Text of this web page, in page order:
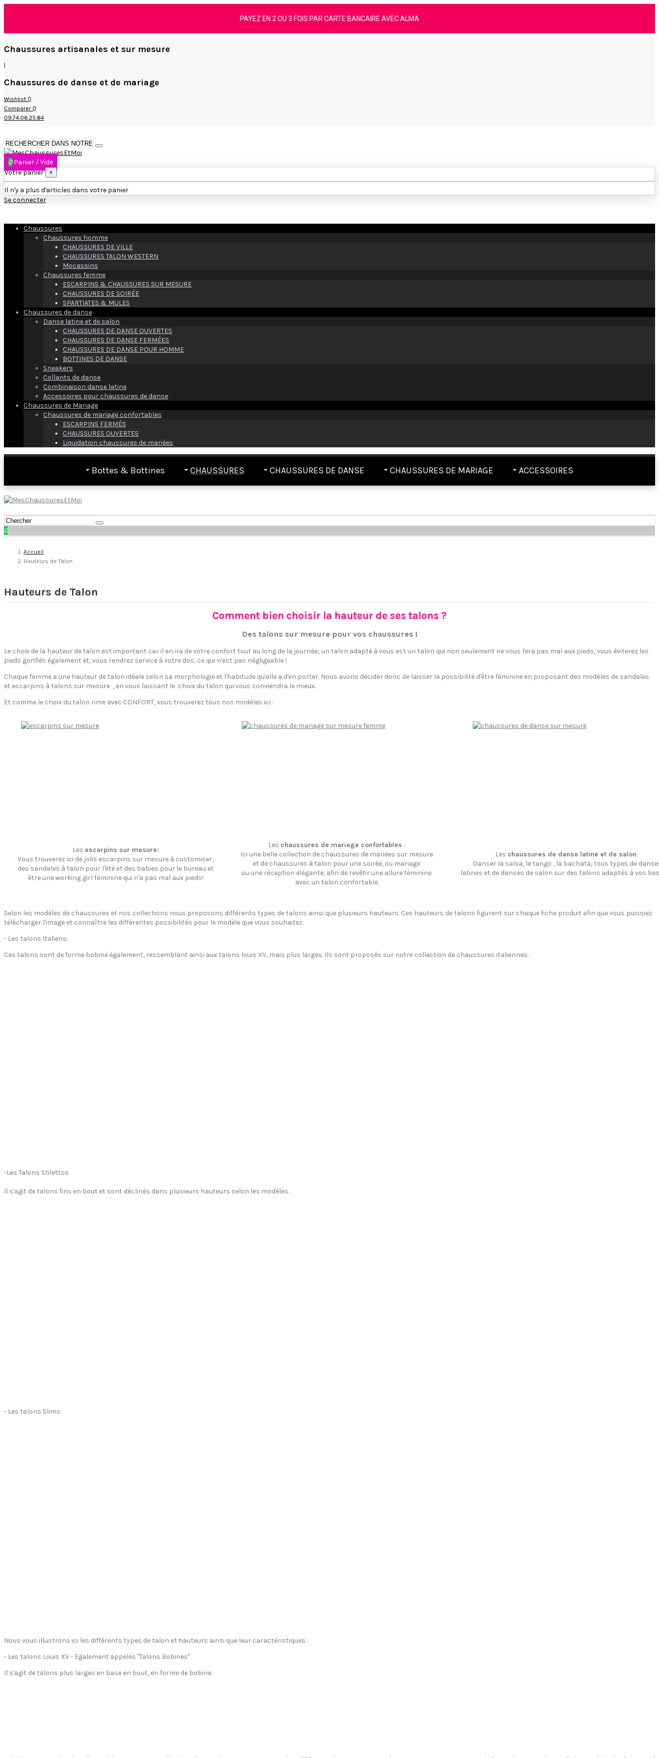
PAYEZ EN 2 OU 3 FOIS PAR CARTE BANCAIRE AVEC ALMA
Chaussures artisanales et sur mesure
|
Chaussures de danse et de mariage
Wishlist ()
Comparer ()
09.74.06.25.84
0 Panier /Vide
Votre panier
×
Il n'y a plus d'articles dans votre panier
Se connecter
Chaussures
Chaussures homme
CHAUSSURES DE VILLE
CHAUSSURES TALON WESTERN
Mocassins
Chaussures femme
ESCARPINS & CHAUSSURES SUR MESURE
CHAUSSURES DE SOIRÉE
SPARTIATES & MULES
Chaussures de danse
Danse latine et de salon
CHAUSSURES DE DANSE OUVERTES
CHAUSSURES DE DANSE FERMÉES
CHAUSSURES DE DANSE POUR HOMME
BOTTINES DE DANSE
Sneakers
Collants de danse
Combinaison danse latine
Accessoires pour chaussures de danse
Chaussures de Mariage
Chaussures de mariage confortables
ESCARPINS FERMÉS
CHAUSSURES OUVERTES
Liquidation chaussures de mariées
Bottes & Bottines CHAUSSURES CHAUSSURES DE DANSE CHAUSSURES DE MARIAGE ACCESSOIRES
0
Accueil
Hauteurs de Talon
Hauteurs de Talon
Comment bien choisir la hauteur de ses talons ?
Des talons sur mesure pour vos chaussures !
Le choix de la hauteur de talon est important car il en ira de votre confort tout au long de la journée; un talon adapté à vous est un talon qui non seulement ne vous fera pas mal aux pieds, vous éviterez les
pieds gonflés également et, vous rendrez service à votre dos, ce qui n'est pas négligeable !
Chaque femme a une hauteur de talon idéale selon sa morphologie et l'habitude qu'elle a d'en porter. Nous avons décider donc de laisser la possibilité d'être féminine en proposant des modèles de sandales
et escarpins à talons sur mesure , en vous laissant le choix du talon qui vous conviendra le mieux.
Et comme le choix du talon rime avec CONFORT, vous trouverez tous nos modèles ici :
Les escarpins sur mesure:
Vous trouverez ici de jolis escarpins sur mesure à customiser,
des sandales à talon pour l'été et des babies pour le bureau et
être une working girl féminine qui n'a pas mal aux pieds!
Les chaussures de mariage confortables :
Ici une belle collection de chaussures de mariées sur mesure
et de chaussures à talon pour une soirée, ou mariage
ou une réception élégante, afin de revêtir une allure féminine
avec un talon confortable
Les chaussures de danse latine et de salon:
Danser la salsa, le tango , la bachata, tous types de
latines et de danses de salon sur des talons adaptés à vos
Selon les modèles de chaussures et nos collections nous proposons différents types de talons ainsi que plusieurs hauteurs. Ces hauteurs de talons figurent sur chaque fiche produit afin que vous puissiez
télécharger l'image et connaître les différentes possibilités pour le modèle que vous souhaitez.
- Les talons Italiens:
Ces talons sont de forme bobine également, ressemblant ainsi aux talons louis XV, mais plus larges. Ils sont proposés sur notre collection de chaussures italiennes.
-Les Talons Stilettos
Il s'agit de talons fins en bout et sont déclinés dans plusieurs hauteurs selon les modèles.
- Les talons Slims
Nous vous illustrons ici les différents types de talon et hauteurs ainsi que leur caractéristiques :
- Les talons Louis XV - Egalement appelés "Talons Bobines"
Il s'agit de talons plus larges en base en bout, en forme de bobine.